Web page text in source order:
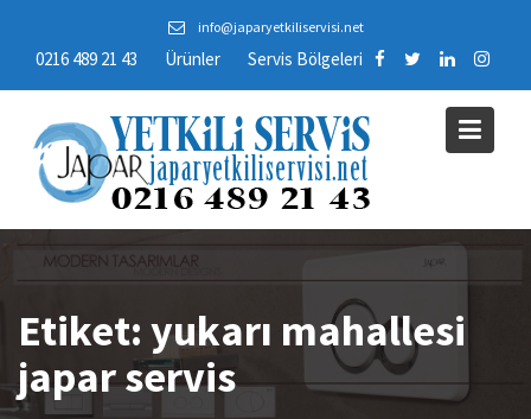
content
info@japaryetkiliservisi.net
0216 489 21 43 Ürünler Servis Bölgeleri
Etiket: yukarı mahallesi
japar servis